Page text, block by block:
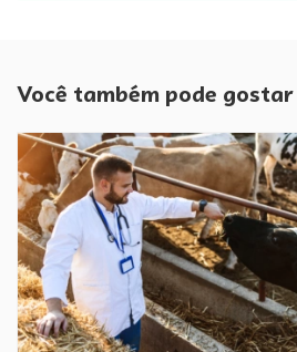
Você também pode gostar